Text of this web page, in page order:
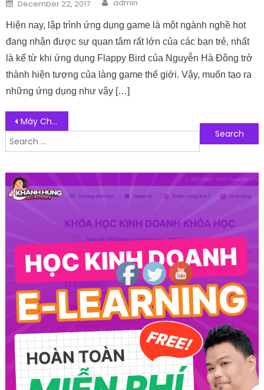
December 22, 2017 admin
Hiện nay, lập trình ứng dụng game là một ngành nghề hot
đang nhận được sự quan tâm rất lớn của các bạn trẻ, nhất
là kể từ khi ứng dụng Flappy Bird của Nguyễn Hà Đông trở
thành hiện tượng của làng game thế giới. Vậy, muốn tạo ra
những ứng dụng như vậy […]
Post navigation
Máy Chấm Công Vân Tay Là Gì? Các Loại Máy Chấm Công Phổ Biến Hiện Nay
Search for:
Follow